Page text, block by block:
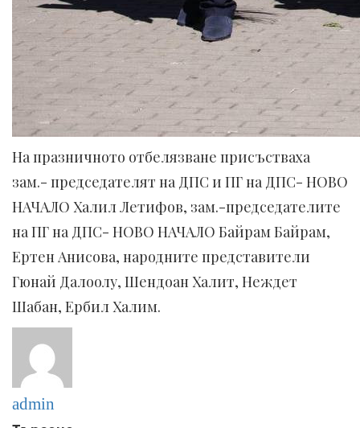
На празничното отбелязване присъстваха
зам.- председателят на ДПС и ПГ на ДПС- НОВО
НАЧАЛО Халил Летифов, зам.-председателите
на ПГ на ДПС- НОВО НАЧАЛО Байрам Байрам,
Ертен Анисова, народните представители
Гюнай Далоолу, Шендоан Халит, Неждет
Шабан, Ербил Халим.
admin